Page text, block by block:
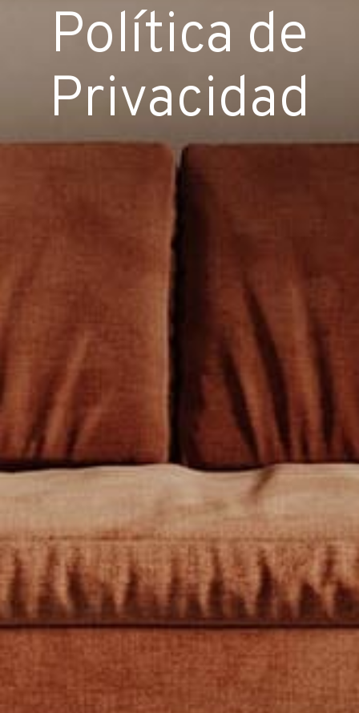
Política de
Privacidad